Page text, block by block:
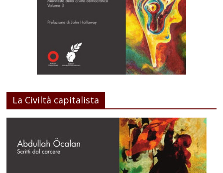
La Civiltà capitalista